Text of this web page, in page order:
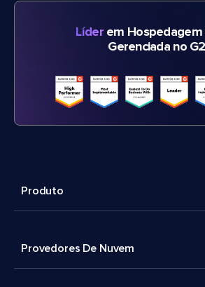
Líderem Hospedagem
Gerenciada no G2
Produto
Provedores De Nuvem